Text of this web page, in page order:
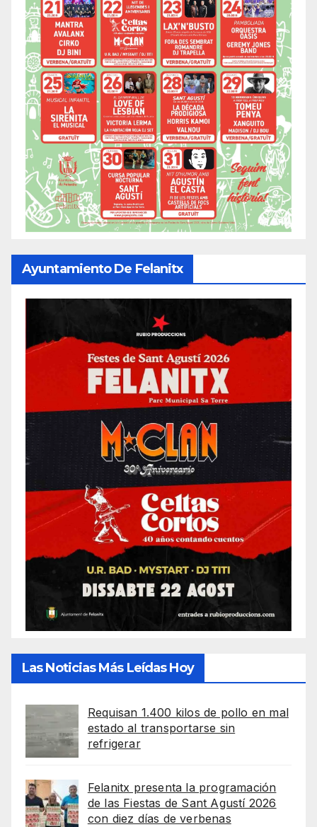
Ayuntamiento De Felanitx
Las Noticias Más Leídas Hoy
Requisan 1.400 kilos de pollo en mal
estado al transportarse sin
refrigerar
Felanitx presenta la programación
de las Fiestas de Sant Agustí 2026
con diez días de verbenas